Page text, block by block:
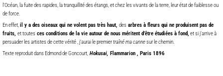
l’Océan, la fuite des rapides, la tranquillité des étangs, et chez les vivants de la terre, leur état de faiblesse ou
de force.
En effet,il y a des oiseaux qui ne volent pas très haut, des arbres à fleurs qui ne produisent pas de
fruits, et toutes ces conditions de la vie autour de nous méritent d’être étudiées à fond, et si j’arrive à
persuader les artistes de cette vérité , j’aurai le premiertraîné ma cannesur le chemin.
Texte reproduit dans Edmond de Goncourt, Hokusai, Flammarion , Paris 1896